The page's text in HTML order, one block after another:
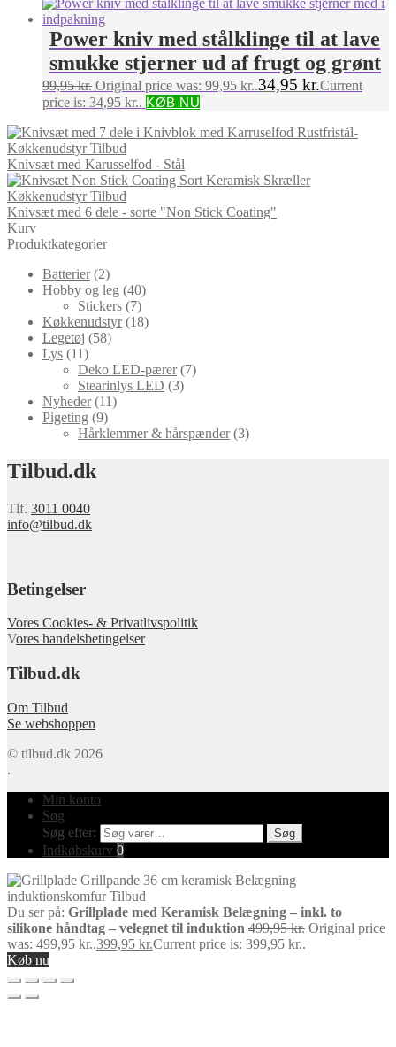
Power kniv med stålklinge til at lave
smukke stjerner ud af frugt og grønt
99,95kr. Original price was: 99,95 kr..34,95 kr.Current
price is: 34,95 kr.. KØB NU
Knivsæt med Karusselfod - Stål
Knivsæt med 6 dele - sorte "Non Stick Coating"
Kurv
Produktkategorier
Batterier (2)
Hobby og leg (40)
Stickers (7)
Køkkenudstyr (18)
Legetøj (58)
Lys (11)
Deko LED-pærer (7)
Stearinlys LED (3)
Nyheder (11)
Pigeting (9)
Hårklemmer & hårspænder (3)
Tilbud.dk
Tlf. 3011 0040
info@tilbud.dk
Betingelser
Vores Cookies- & Privatlivspolitik
Vores handelsbetingelser
Tilbud.dk
Om Tilbud
Se webshoppen
© tilbud.dk 2026
.
Min konto
Søg
Søg efter:
Søg
Indkøbskurv 0
Du ser på: Grillplade med Keramisk Belægning – inkl. to
silikone håndtag – velegnet til induktion 499,95kr. Original price
was: 499,95 kr..399,95 kr.Current price is: 399,95 kr..
Køb nu